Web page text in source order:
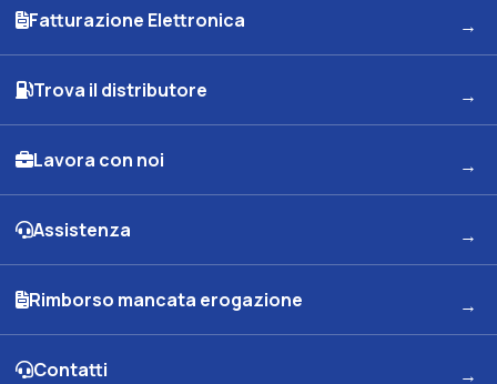
Fatturazione Elettronica
Trova il distributore
Lavora con noi
Assistenza
Rimborso mancata erogazione
Contatti